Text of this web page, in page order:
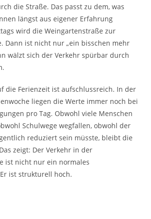
die Straße. Das passt zu dem, was
längst aus eigener Erfahrung
wird die Weingartenstraße zur
Dann ist nicht nur „ein bisschen mehr
wälzt sich der Verkehr spürbar durch
die Ferienzeit ist aufschlussreich. In der
liegen die Werte immer noch bei
pro Tag. Obwohl viele Menschen
Schulwege wegfallen, obwohl der
reduziert sein müsste, bleibt die
zeigt: Der Verkehr in der
ist nicht nur ein normales
ist strukturell hoch.